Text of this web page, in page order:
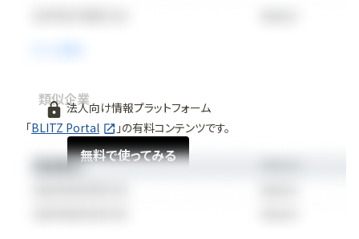
法人向け情報プラットフォーム
「BLITZ Portal 」の有料コンテンツです。
無料で使ってみる
類似企業